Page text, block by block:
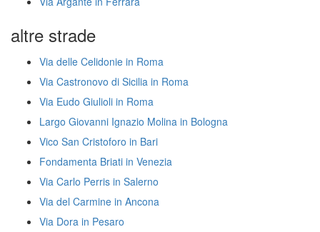
altre strade
Via delle Celidonie in Roma
Via Castronovo di Sicilia in Roma
Via Eudo Giulioli in Roma
Largo Giovanni Ignazio Molina in Bologna
Vico San Cristoforo in Bari
Fondamenta Briati in Venezia
Via Carlo Perris in Salerno
Via del Carmine in Ancona
Via Dora in Pesaro